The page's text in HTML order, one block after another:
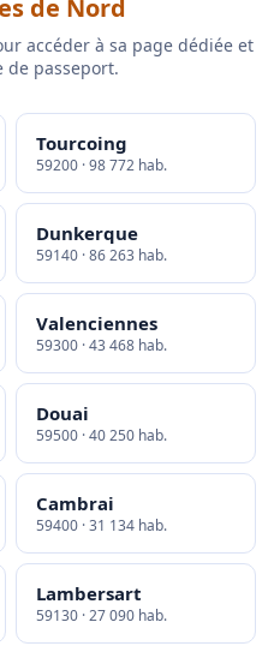
de Nord
accéder à sa page dédiée et
de passeport.
Tourcoing
59200 · 98 772 hab.
Dunkerque
59140 · 86 263 hab.
Valenciennes
59300 · 43 468 hab.
Douai
59500 · 40 250 hab.
Cambrai
59400 · 31 134 hab.
Lambersart
59130 · 27 090 hab.